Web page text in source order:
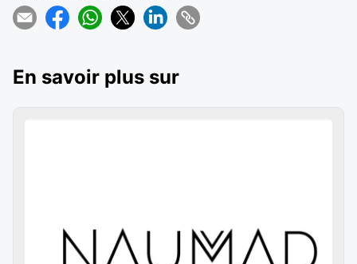
En savoir plus sur